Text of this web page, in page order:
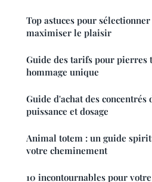
Top astuces pour
maximiser le plaisir
Guide des tarifs pour pierres
hommage unique
Guide d'achat des concentrés
puissance et dosage
Animal totem : un guide
votre cheminement
10 incontournables pour